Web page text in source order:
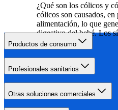
¿Qué son los cólicos y
cólicos son causados,
alimentación, lo que
digestivo del bebé. Los
irritabilidad.
Productos de consumo
Profesionales sanitarios
Otras soluciones comerciales